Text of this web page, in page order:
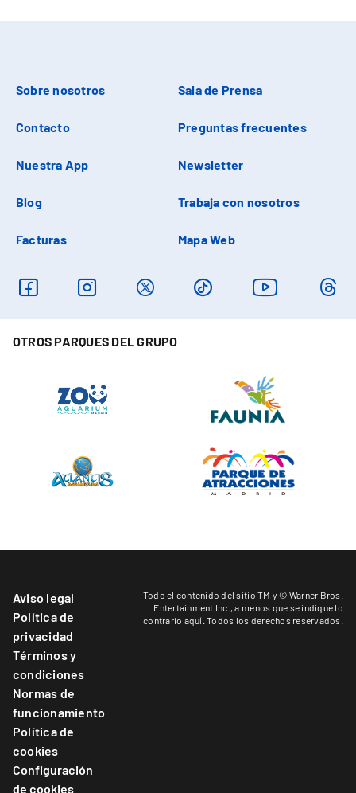
Sobre nosotros Sala de Prensa
Contacto Preguntas frecuentes
Nuestra App Newsletter
Blog Trabaja con nosotros
Facturas Mapa Web
OTROS PARQUES DEL GRUPO
Aviso legal
Política de
privacidad
Términos y
condiciones
Normas de
funcionamiento
Política de
cookies
Configuración
de cookies
Todo el contenido del sitio TM y © Warner Bros.
Entertainment Inc.,a menos que se indique lo
contrario aquí . Todos los derechos reservados.